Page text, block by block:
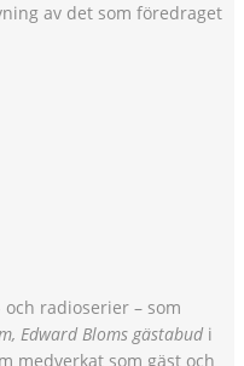
av det som föredraget
radioserier – som
Edward Bloms gästabud i
medverkat som gäst och